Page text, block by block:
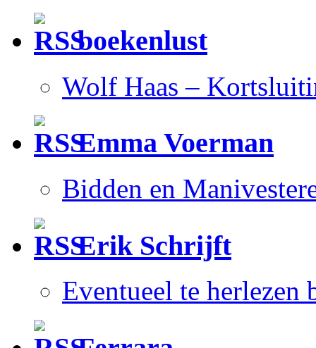
boekenlust
Wolf Haas –
Emma Voerman
Bidden en
Erik Schrijft
Eventueel te herlezen